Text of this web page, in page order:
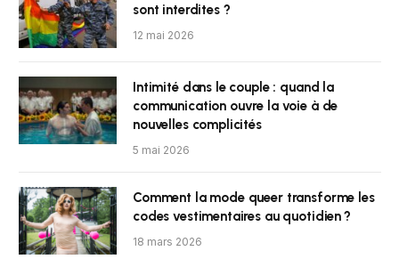
sont interdites ?
12 mai 2026
Intimité dans le couple : quand la
communication ouvre la voie à de
nouvelles complicités
5 mai 2026
Comment la mode queer transforme les
codes vestimentaires au quotidien ?
18 mars 2026